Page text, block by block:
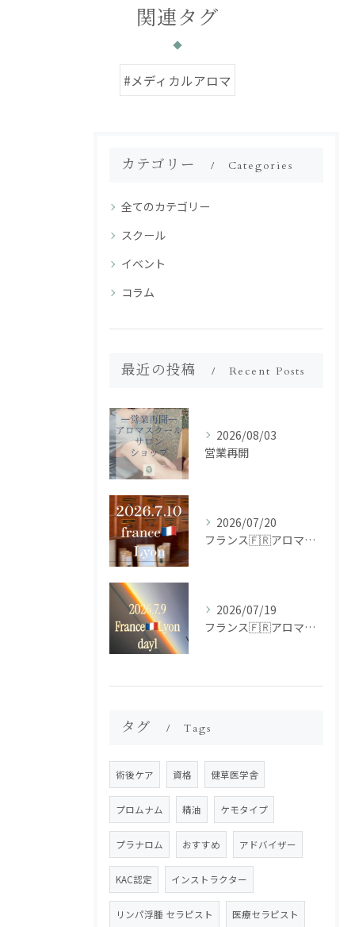
関連タグ
#メディカルアロマ
カテゴリー Categories
全てのカテゴリー
スクール
イベント
コラム
最近の投稿 Recent Posts
2026/08/03
営業再開
2026/07/20
フランス🇫🇷アロマ研修ツアー𝗱𝗮𝘆𝟮
2026/07/19
フランス🇫🇷アロマ研修ツアー𝗱𝗮𝘆𝟭
タグ Tags
術後ケア 資格 健草医学舎
プロムナム 精油 ケモタイプ
プラナロム おすすめ アドバイザー
KAC認定 インストラクター
リンパ浮腫 セラピスト 医療セラピスト